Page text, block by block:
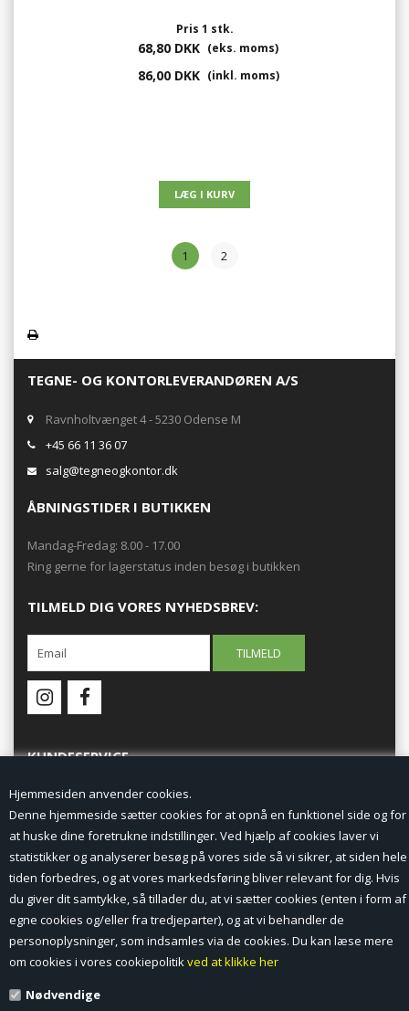
Hjemmesiden anvender cookies.
Denne hjemmeside sætter cookies for at opnå en funktionel side og for
at huske dine foretrukne indstillinger. Ved hjælp af cookies laver vi
statistikker og analyserer besøg på vores side så vi sikrer, at siden hele
tiden forbedres, og at vores markedsføring bliver relevant for dig. Hvis
du giver dit samtykke, så tillader du, at vi sætter cookies (enten i form af
egne cookies og/eller fra tredjeparter), og at vi behandler de
personoplysninger, som indsamles via de cookies. Du kan læse mere
om cookies i vores cookiepolitikved at klikke her
Nødvendige
Pris 1 stk.
68,80 DKK (eks. moms)
86,00 DKK (inkl. moms)
1 2
TEGNE- OG KONTORLEVERANDØREN A/S
Ravnholtvænget 4 - 5230 Odense M
+45 66 11 36 07
salg@tegneogkontor.dk
ÅBNINGSTIDER I BUTIKKEN
Mandag-Fredag: 8.00 - 17.00
Ring gerne for lagerstatus inden besøg i butikken
TILMELD DIG VORES NYHEDSBREV:
KUNDESERVICE
Min Konto
Nyheder
Vilkår og betingelser
Profil
Erhverv log ind (B2B)